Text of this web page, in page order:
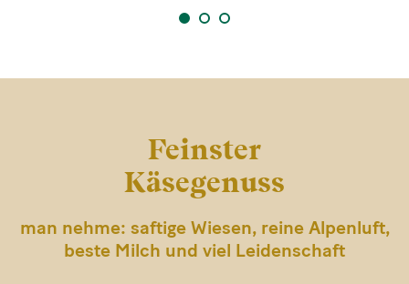
1 2 3
Feinster
Käsegenuss
man nehme: saftige Wiesen, reine Alpenluft,
beste Milch und viel Leidenschaft